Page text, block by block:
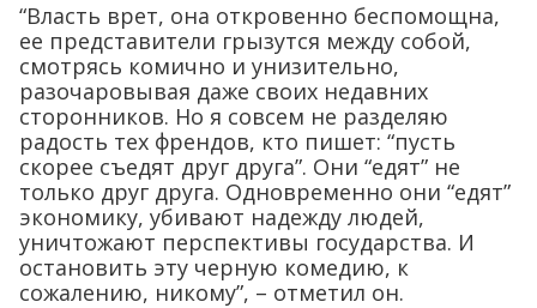
“Власть врет, она откровенно беспомощна,
ее представители грызутся между собой,
смотрясь комично и унизительно,
разочаровывая даже своих недавних
сторонников. Но я совсем не разделяю
радость тех френдов, кто пишет: “пусть
скорее съедят друг друга”. Они “едят” не
только друг друга. Одновременно они “едят”
экономику, убивают надежду людей,
уничтожают перспективы государства. И
остановить эту черную комедию, к
сожалению, никому”, – отметил он.